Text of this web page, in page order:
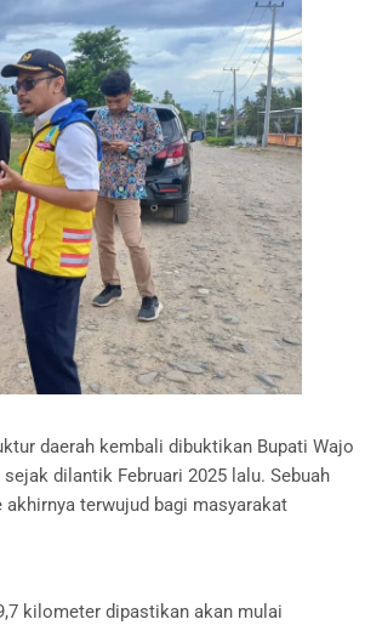
daerah kembali dibuktikan Bupati Wajo
dilantik Februari 2025 lalu. Sebuah
terwujud bagi masyarakat
kilometer dipastikan akan mulai